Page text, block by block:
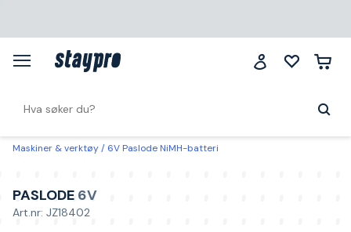
Maskiner & verktøy 6V Paslode NiMH-batteri
PASLODE 6V
Art.nr: JZ18402